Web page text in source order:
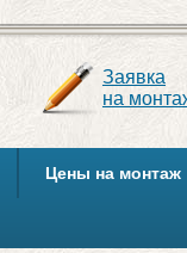
Заявка
на
Цены на монтаж